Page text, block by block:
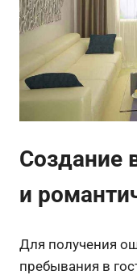
Создание
и
Для получения
пребывания в